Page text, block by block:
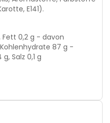
E141).
Fett 0,2 g - davon
87 g -
Salz 0,1 g